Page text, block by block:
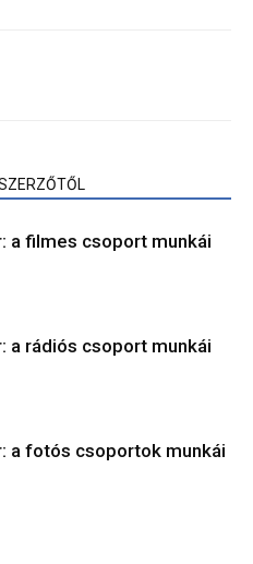
a filmes csoport munkái
a rádiós csoport munkái
a fotós csoportok munkái